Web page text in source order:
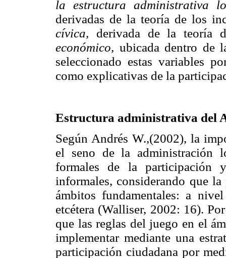
la estructura administrativa
derivadas de la teoría de los
cívica, derivada de la
económico, ubicada dentro de
seleccionado estas variables
como explicativas de la
Estructura administrativa del
Según Andrés W.,(2002), la
el seno de la administración
formales de la participación
informales, considerando que
ámbitos fundamentales: a
etcétera (Walliser, 2002: 16).
que las reglas del juego en el
implementar mediante una
participación ciudadana por